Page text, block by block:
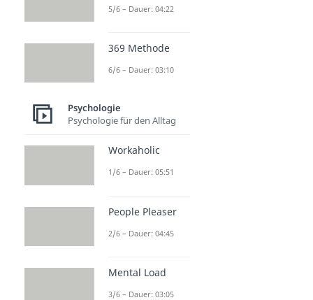
5/6 – Dauer: 04:22
369 Methode
6/6 – Dauer: 03:10
Psychologie
Psychologie für den Alltag
Workaholic
1/6 – Dauer: 05:51
People Pleaser
2/6 – Dauer: 04:45
Mental Load
3/6 – Dauer: 03:05